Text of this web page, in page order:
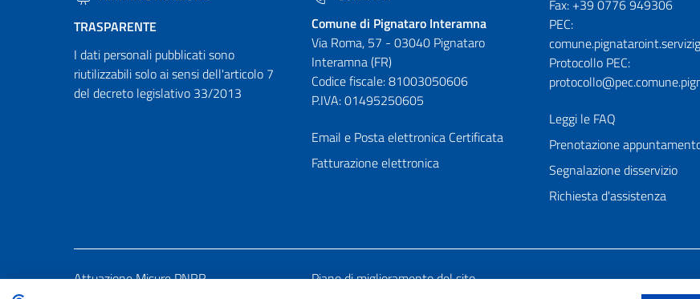
TRASPARENTE
I dati personali pubblicati sono
riutilizzabili solo ai sensi dell'articolo 7
del decreto legislativo 33/2013
Comune di Pignataro Interamna
Via Roma, 57 - 03040 Pignataro
Interamna (FR)
Codice fiscale: 81003050606
P.IVA: 01495250605
Email e Posta elettronica Certificata
Fatturazione elettronica
Fax: +39 0776 949306
PEC:
Protocollo PEC:
Leggi le FAQ
Prenotazione
Segnalazione disservizio
Richiesta d'assistenza
Attuazione Misure PNRR Piano di miglioramento del sito